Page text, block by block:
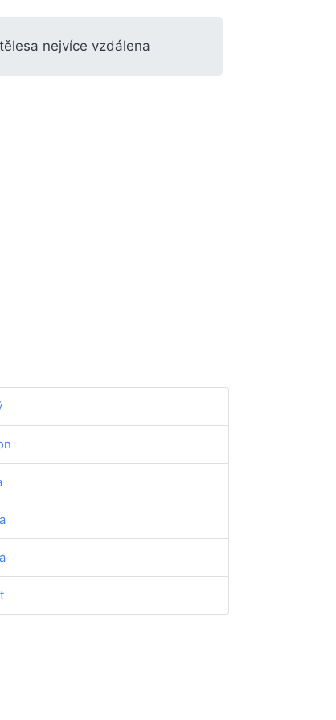
nejvíce vzdálena